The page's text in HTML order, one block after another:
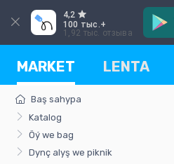
4,2
100 тыс.+
1,92 тыс. отзыва
MARKET LENTA
Baş sahypa
Katalog
Öý we bag
Dynç alyş we piknik